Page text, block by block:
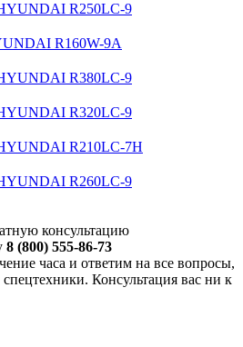
R250LC-9
R160W-9A
R380LC-9
R320LC-9
R210LC-7H
R260LC-9
консультацию
8 (800) 555-86-73
часа и ответим на все вопросы,
Консультация вас ни к